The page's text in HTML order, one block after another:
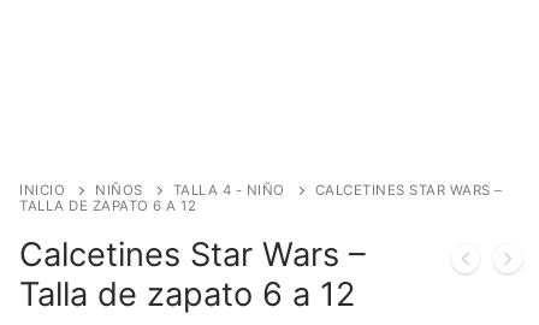
INICIO NIÑOS TALLA 4 - NIÑO
CALCETINES STAR WARS –
TALLA DE ZAPATO 6 A 12
Calcetines Star Wars –
Talla de zapato 6 a 12